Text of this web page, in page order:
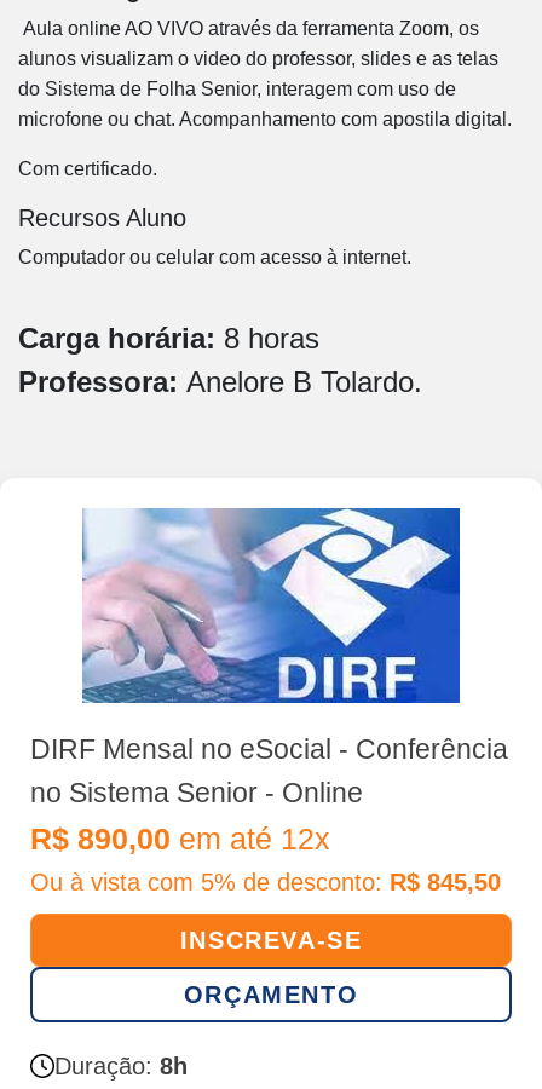
Aula online AO VIVO através da ferramenta Zoom, os
alunos visualizam o video do professor, slides e as telas
do Sistema de Folha Senior, interagem com uso de
microfone ou chat. Acompanhamento com apostila digital.
Com certificado.
Recursos Aluno
Computador ou celular com acesso à internet.
Carga horária: 8 horas
Professora: Anelore B Tolardo.
DIRF Mensal no eSocial - Conferência
no Sistema Senior - Online
R$ 890,00 em até 12x
Ou à vista com 5% de desconto: R$ 845,50
INSCREVA-SE
ORÇAMENTO
Duração: 8h